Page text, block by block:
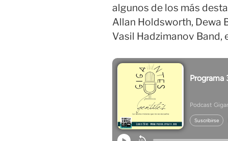
algunos de los más
Allan Holdsworth, Dewa
Vasil Hadzimanov Band,